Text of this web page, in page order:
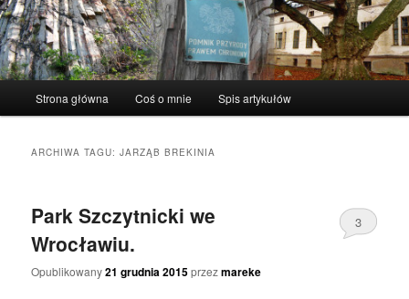
Strona główna Coś o mnie Spis artykułów
ARCHIWA TAGU:JARZĄB BREKINIA
Park Szczytnicki we
Wrocławiu.
Opublikowany21 grudnia 2015przezmareke
3